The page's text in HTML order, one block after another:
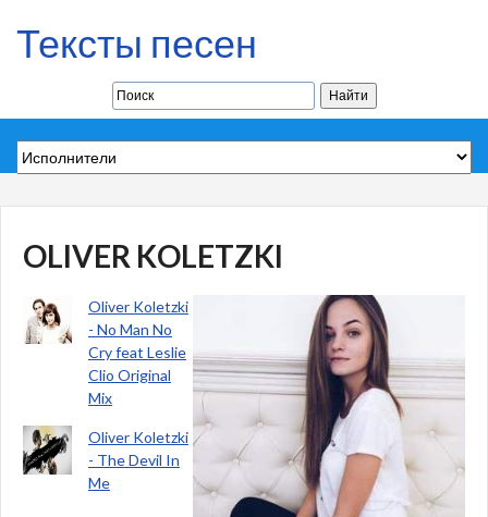
Тексты песен
OLIVER KOLETZKI
Oliver Koletzki
- No Man No
Cry feat Leslie
Clio Original
Mix
Oliver Koletzki
- The Devil In
Me